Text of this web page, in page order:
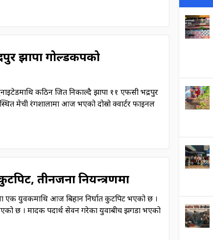
झापा गोल्डकपको
कठिन जित निकाल्दै झापा ११ एफसी भद्रपुर
मेची रंगशालामा आज भएको दोस्रो क्वार्टर फाइनल
तीनजना नियन्त्रणमा
एक युवकमाथि आज बिहान निर्घात कुटपिट भएको छ ।
छ । मादक पदार्थ सेवन गरेका युवाबीच झगडा भएको